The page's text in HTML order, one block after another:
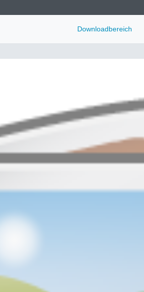
Downloadbereich